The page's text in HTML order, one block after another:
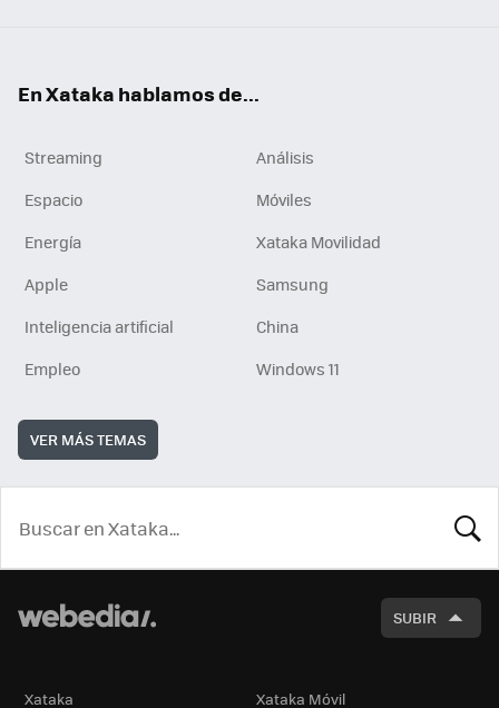
En Xataka hablamos de...
Streaming
Análisis
Espacio
Móviles
Energía
Xataka Movilidad
Apple
Samsung
Inteligencia artificial
China
Empleo
Windows 11
VER MÁS TEMAS
SUBIR
Xataka Xataka Móvil